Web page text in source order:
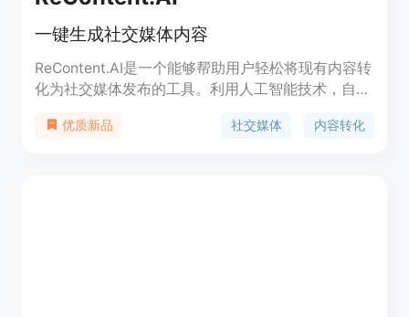
一键生成社交媒体内容
ReContent.AI是一个能够帮助用户轻松将现有内容转
化为社交媒体发布的工具。利用人工智能技术，自动
费力，让您的信息更好地传达给目标受众。快速试用
优质新品 社交媒体 内容转化